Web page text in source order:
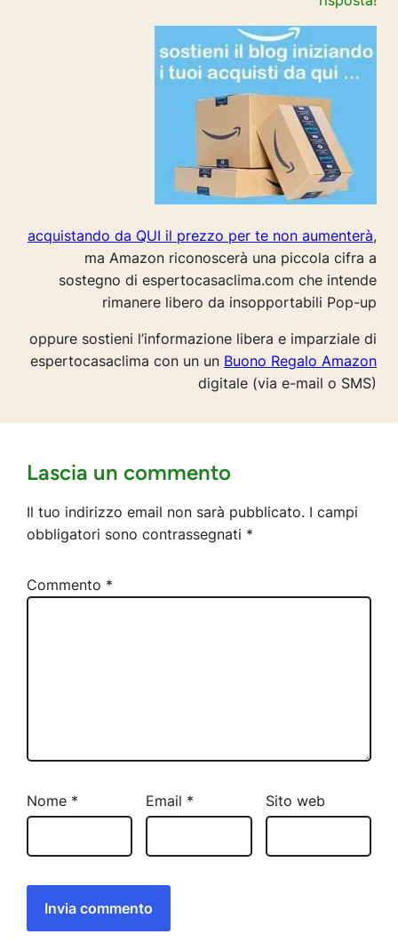
acquistando da QUI il prezzo per te non aumenterà,
ma Amazon riconoscerà una piccola cifra a
sostegno di espertocasaclima.com che intende
rimanere libero da insopportabili Pop-up
oppure sostieni l’informazione libera e imparziale di
espertocasaclima con un un Buono Regalo Amazon
digitale (via e-mail o SMS)
Lascia un commento
Il tuo indirizzo email non sarà pubblicato. I campi
obbligatori sono contrassegnati *
Commento *
Nome * Email * Sito web